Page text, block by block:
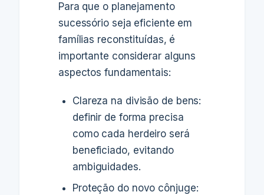
Para que o planejamento
sucessório seja eficiente em
famílias reconstituídas, é
importante considerar alguns
aspectos fundamentais:
Clareza na divisão de bens:
definir de forma precisa
como cada herdeiro será
beneficiado, evitando
ambiguidades.
Proteção do novo cônjuge: